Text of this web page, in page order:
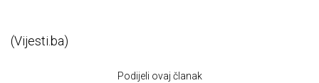
(Vijesti.ba)
Podijeli ovaj članak